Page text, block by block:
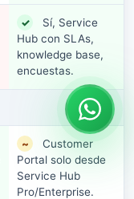
✓
Sí, Service
Hub con SLAs,
knowledge base,
encuestas.
~
Customer
Portal solo desde
Service Hub
Pro/Enterprise.